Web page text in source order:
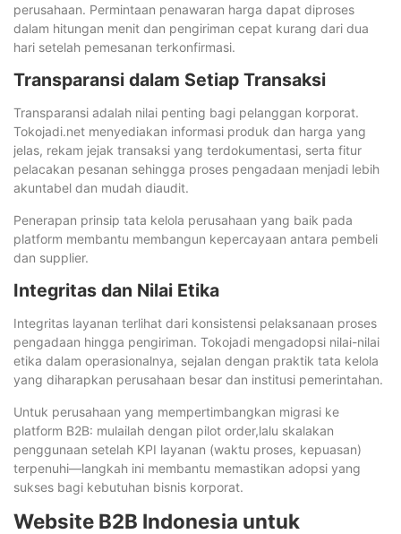
perusahaan. Permintaan penawaran harga dapat diproses
dalam hitungan menit dan pengiriman cepat kurang dari dua
hari setelah pemesanan terkonfirmasi.
Transparansi dalam Setiap Transaksi
Transparansi adalah nilai penting bagi pelanggan korporat.
Tokojadi.net menyediakan informasi produk dan harga yang
jelas, rekam jejak transaksi yang terdokumentasi, serta fitur
pelacakan pesanan sehingga proses pengadaan menjadi lebih
akuntabel dan mudah diaudit.
Penerapan prinsip tata kelola perusahaan yang baik pada
platform membantu membangun kepercayaan antara pembeli
dan supplier.
Integritas dan Nilai Etika
Integritas layanan terlihat dari konsistensi pelaksanaan proses
pengadaan hingga pengiriman. Tokojadi mengadopsi nilai-nilai
etika dalam operasionalnya, sejalan dengan praktik tata kelola
yang diharapkan perusahaan besar dan institusi pemerintahan.
Untuk perusahaan yang mempertimbangkan migrasi ke
platform B2B: mulailah dengan pilot order,lalu skalakan
penggunaan setelah KPI layanan (waktu proses, kepuasan)
terpenuhi—langkah ini membantu memastikan adopsi yang
sukses bagi kebutuhan bisnis korporat.
Website B2B Indonesia untuk